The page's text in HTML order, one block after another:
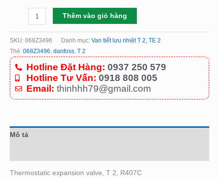
Thêm vào giỏ hàng
SKU: 068Z3496 Danh mục: Van tiết lưu nhiệt T 2, TE 2
Thẻ: 068Z3496, danfoss, T 2
Hotline Đặt Hàng: 0937 250 579
Hotline Tư Vấn: 0918 808 005
Email: thinhhh79@gmail.com
Mô tả
Thermostatic expansion valve, T 2, R407C